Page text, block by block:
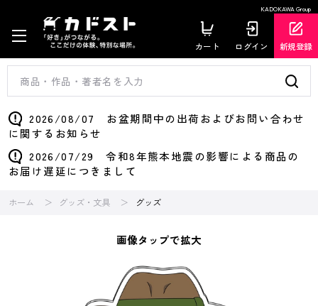
KADOKAWA Group
カート ログイン 新規登録
2026/08/07 お盆期間中の出荷およびお問い合わせ
に関するお知らせ
2026/07/29 令和8年熊本地震の影響による商品の
お届け遅延につきまして
ホーム グッズ・文具 グッズ
画像タップで拡大